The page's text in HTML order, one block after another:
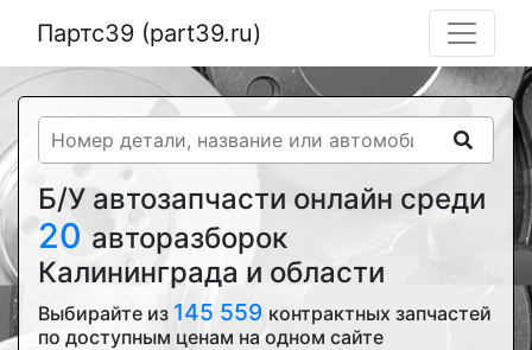
Партс39 (part39.ru)
Б/У автозапчасти онлайн среди
20 авторазборок
Калининграда и области
Выбирайте из 145 559 контрактных запчастей
по доступным ценам на одном сайте